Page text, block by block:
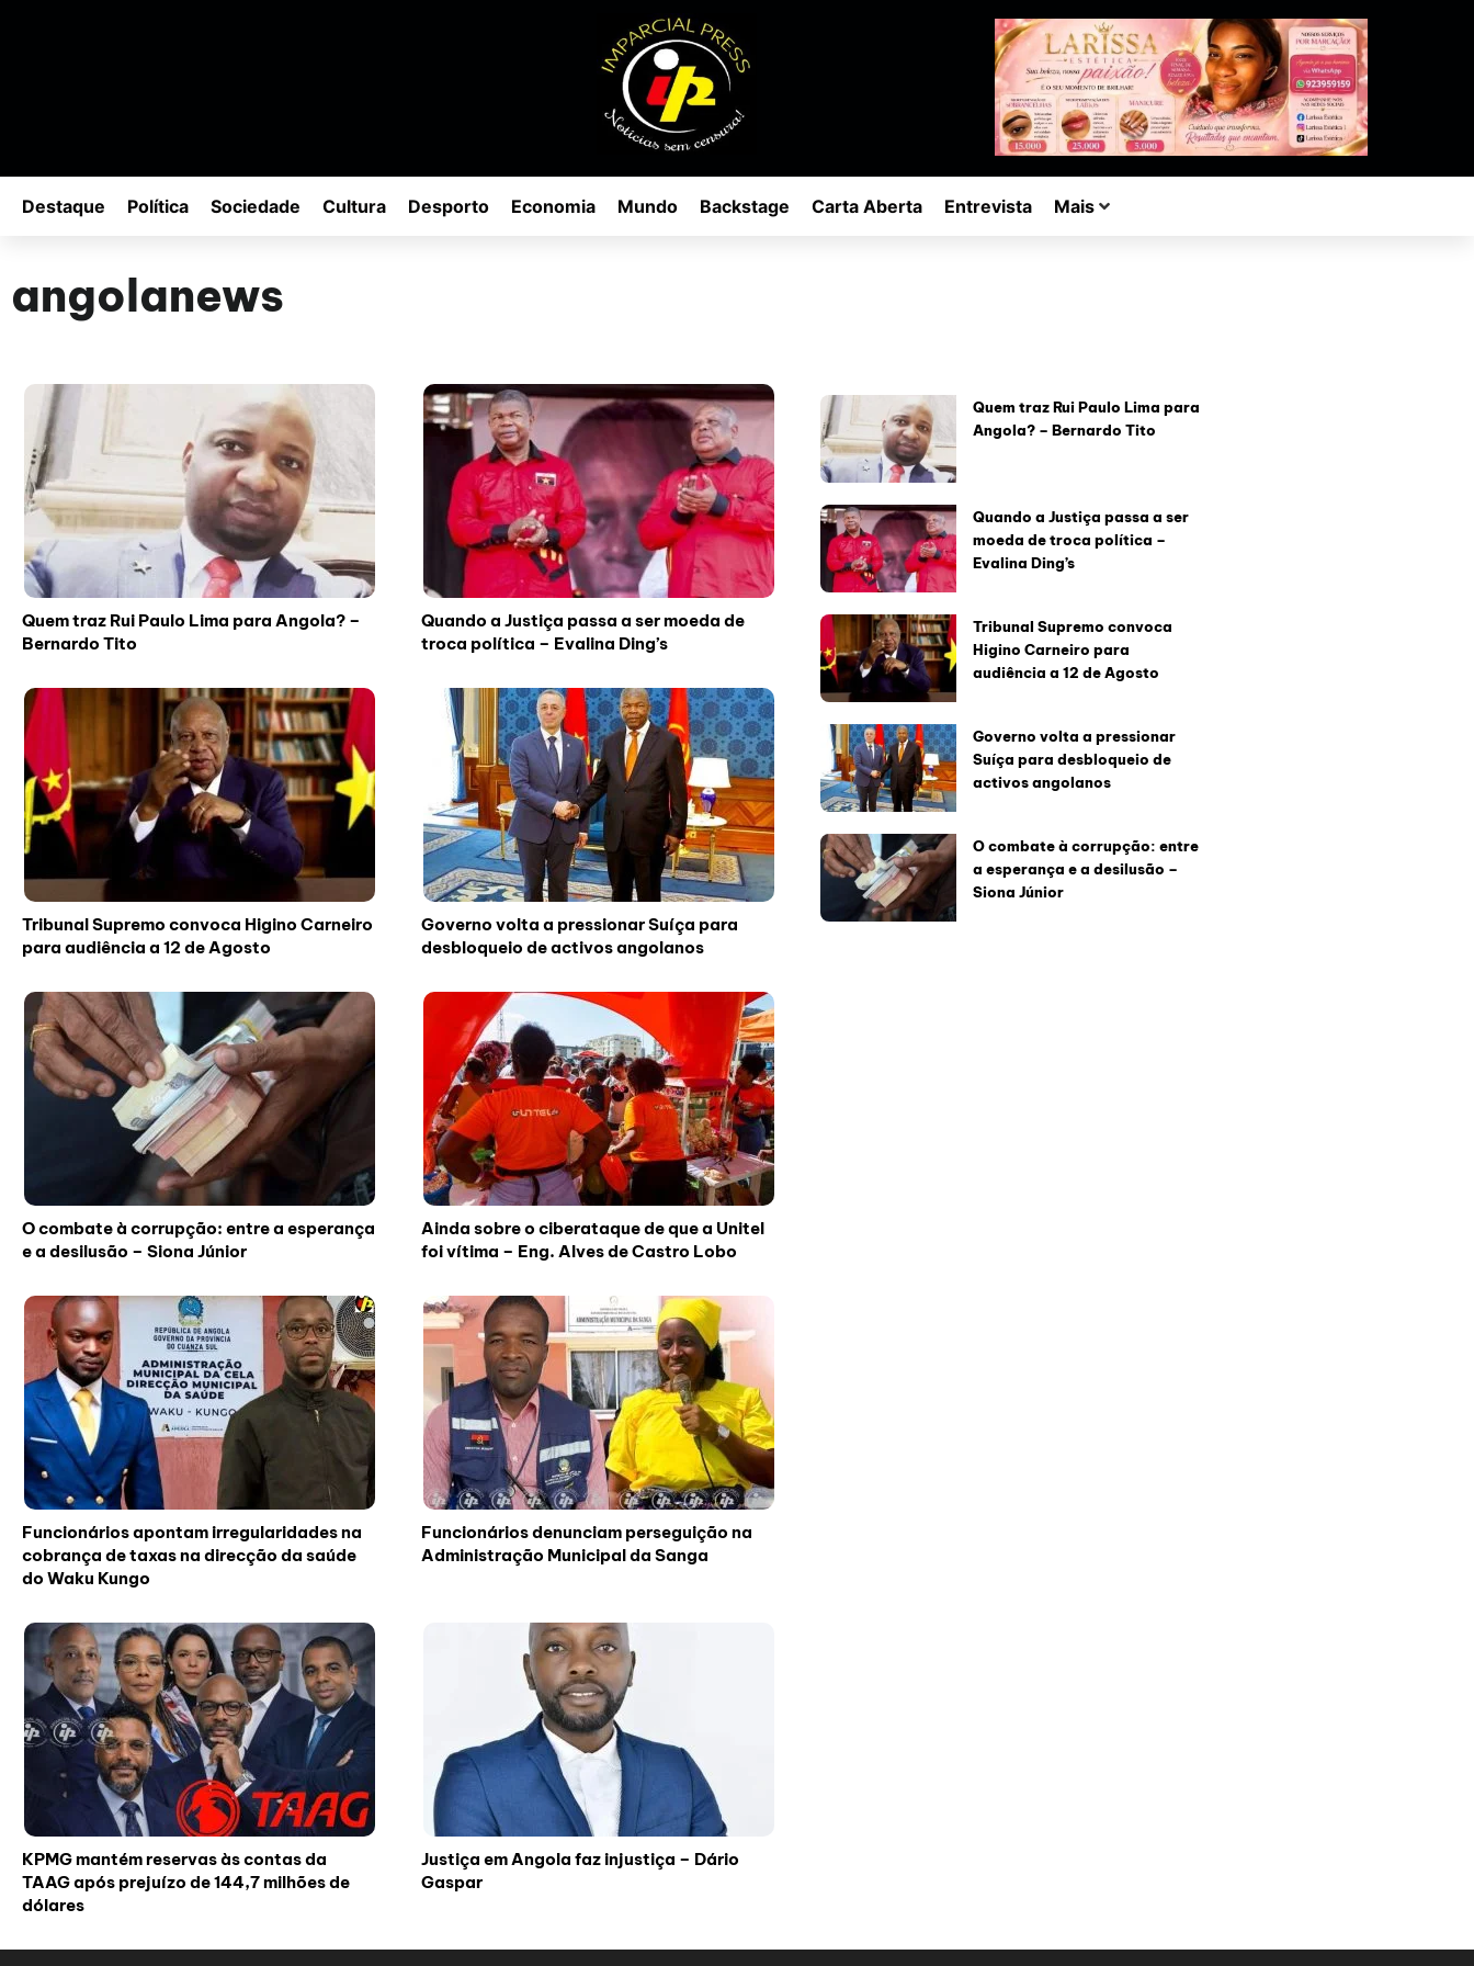
Destaque Política Sociedade Cultura Desporto Economia Mundo Backstage Carta Aberta Entrevista Mais
angolanews
Quem traz Rui Paulo Lima para Angola? –
Bernardo Tito
Quando a Justiça passa a ser moeda de
troca política – Evalina Ding’s
Tribunal Supremo convoca Higino Carneiro
para audiência a 12 de Agosto
Governo volta a pressionar Suíça para
desbloqueio de activos angolanos
O combate à corrupção: entre a esperança
e a desilusão – Siona Júnior
Ainda sobre o ciberataque de que a Unitel
foi vítima – Eng. Alves de Castro Lobo
Funcionários apontam irregularidades na
cobrança de taxas na direcção da saúde
do Waku Kungo
Funcionários denunciam perseguição na
Administração Municipal da Sanga
KPMG mantém reservas às contas da
TAAG após prejuízo de 144,7 milhões de
dólares
Justiça em Angola faz injustiça – Dário
Gaspar
Quem traz Rui Paulo Lima para
Angola? – Bernardo Tito
Quando a Justiça passa a ser
moeda de troca política –
Evalina Ding’s
Tribunal Supremo convoca
Higino Carneiro para
audiência a 12 de Agosto
Governo volta a pressionar
Suíça para desbloqueio de
activos angolanos
O combate à corrupção: entre
a esperança e a desilusão –
Siona Júnior